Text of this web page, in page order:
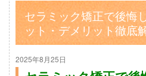
セラミック矯正で後悔
ット・デメリット徹底
2025年8月25日